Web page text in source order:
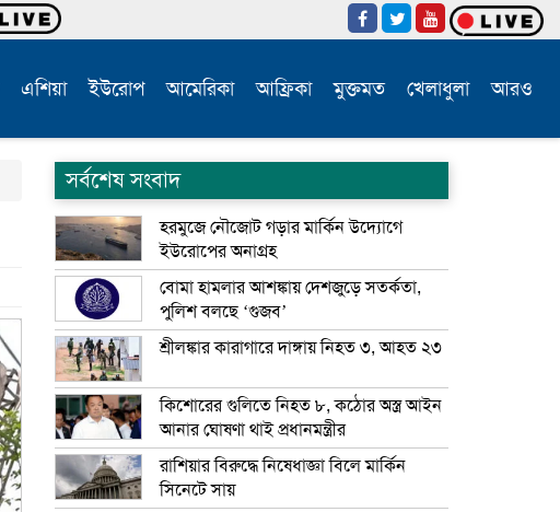
এশিয়া ইউরোপ আমেরিকা আফ্রিকা মুক্তমত খেলাধুলা আরও
সর্বশেষ সংবাদ
হরমুজে নৌজোট গড়ার মার্কিন উদ্যোগে
ইউরোপের অনাগ্রহ
বোমা হামলার আশঙ্কায় দেশজুড়ে সতর্কতা,
পুলিশ বলছে ‘গুজব’
শ্রীলঙ্কার কারাগারে দাঙ্গায় নিহত ৩, আহত ২৩
কিশোরের গুলিতে নিহত ৮, কঠোর অস্ত্র আইন
আনার ঘোষণা থাই প্রধানমন্ত্রীর
রাশিয়ার বিরুদ্ধে নিষেধাজ্ঞা বিলে মার্কিন
সিনেটে সায়